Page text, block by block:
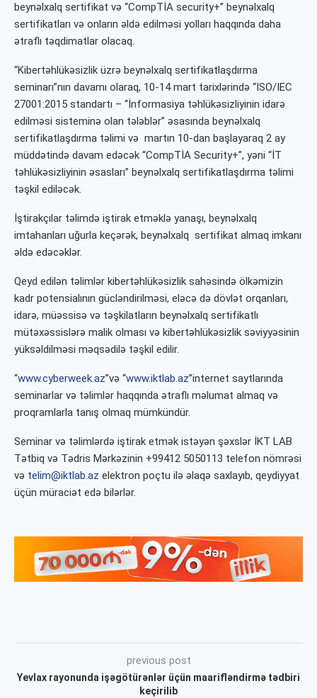
beynəlxalq sertifikat və “CompTİA security+” beynəlxalq
sertifikatları və onların əldə edilməsi yolları haqqında daha
ətraflı təqdimatlar olacaq.
“Kibertəhlükəsizlik üzrə beynəlxalq sertifikatlaşdırma
seminarı”nın davamı olaraq, 10-14 mart tarixlərində “ISO/IEC
27001:2015 standartı – “İnformasiya təhlükəsizliyinin idarə
edilməsi sisteminə olan tələblər” əsasında beynəlxalq
sertifikatlaşdırma təlimi və martın 10-dan başlayaraq 2 ay
müddətində davam edəcək “CompTİA Security+”, yəni “İT
təhlükəsizliyinin əsasları” beynəlxalq sertifikatlaşdırma təlimi
təşkil ediləcək.
İştirakçılar təlimdə iştirak etməklə yanaşı, beynəlxalq
imtahanları uğurla keçərək, beynəlxalq sertifikat almaq imkanı
əldə edəcəklər.
Qeyd edilən təlimlər kibertəhlükəsizlik sahəsində ölkəmizin
kadr potensialının gücləndirilməsi, eləcə də dövlət orqanları,
idarə, müəssisə və təşkilatların beynəlxalq sertifikatlı
mütəxəssislərə malik olması və kibertəhlükəsizlik səviyyəsinin
yüksəldilməsi məqsədilə təşkil edilir.
“www.cyberweek.az”və “www.iktlab.az”internet saytlarında
seminarlar və təlimlər haqqında ətraflı məlumat almaq və
proqramlarla tanış olmaq mümkündür.
Seminar və təlimlərdə iştirak etmək istəyən şəxslər İKT LAB
Tətbiq və Tədris Mərkəzinin +99412 5050113 telefon nömrəsi
və telim@iktlab.az elektron poçtu ilə əlaqə saxlayıb, qeydiyyat
üçün müraciət edə bilərlər.
previous post
Yevlax rayonunda işəgötürənlər üçün maarifləndirmə tədbiri
keçirilib